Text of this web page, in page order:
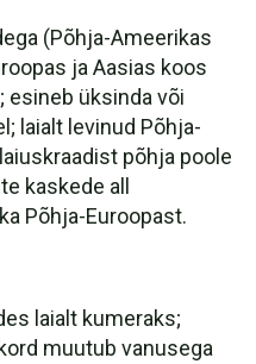
(Põhja-Ameerikas
ja Aasias koos
esineb üksinda või
laialt levinud Põhja-
põhja poole
kaskede all
Põhja-Euroopast.
laialt kumeraks;
muutub vanusega